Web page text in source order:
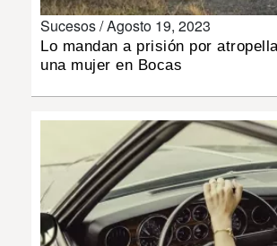
DEPORTES
MULTIMEDIA
IMPRESO
Sucesos /Agosto 19, 2023
Lo mandan a prisión por
una mujer en Bocas